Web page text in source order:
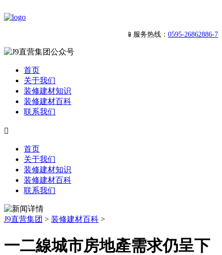
📱服务热线： 0595-26862886-7
首页
关于我们
装修建材知识
装修建材百科
联系我们

首页
关于我们
装修建材知识
装修建材百科
联系我们
J9直营集团 > 装修建材百科 >
一二線城市房地產需求仍呈下